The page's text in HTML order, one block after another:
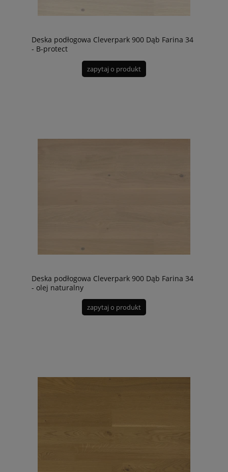
Deska podłogowa Cleverpark 900 Dąb Farina 34
- B-protect
zapytaj o produkt
Deska podłogowa Cleverpark 900 Dąb Farina 34
- olej naturalny
zapytaj o produkt